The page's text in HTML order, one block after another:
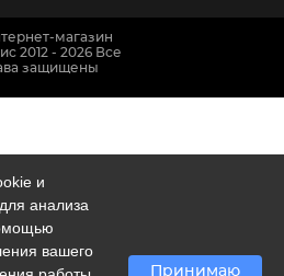
и
анализа
вашего
Принимаю
магазин
2012 - 2026 Все
защищены